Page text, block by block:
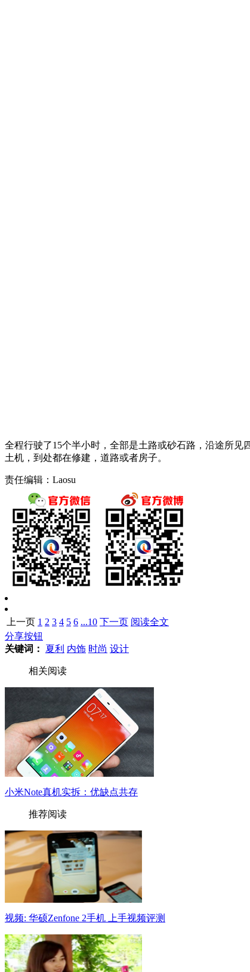
全程行驶了15个半小时，全部是土路或砂石路，沿途所
土机，到处都在修建，道路或者房子。
责任编辑：Laosu
上一页 1 2 3 4 5 6 ...10 下一页 阅读全文
分享按钮
关键词：
夏利 内饰 时尚 设计
相关阅读
小米Note真机实拆：优缺点共存
推荐阅读
视频: 华硕Zenfone 2手机 上手视频评测